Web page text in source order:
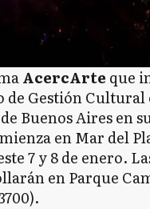
AcercArte que
Gestión Cultural
Buenos Aires en
en Mar del
7 y 8 de enero.
en Parque